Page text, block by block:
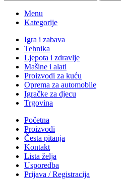
Menu
Kategorije
Igra i zabava
Tehnika
Ljepota i zdravlje
Mašine i alati
Proizvodi za kuću
Oprema za automobile
Igračke za djecu
Trgovina
Početna
Proizvodi
Česta pitanja
Kontakt
Lista želja
Usporedba
Prijava / Registracija